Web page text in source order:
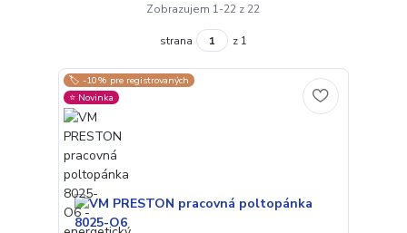
Zobrazujem 1-22 z 22
strana z 1
🏷️ -10% pre registrovaných
⭐️ Novinka